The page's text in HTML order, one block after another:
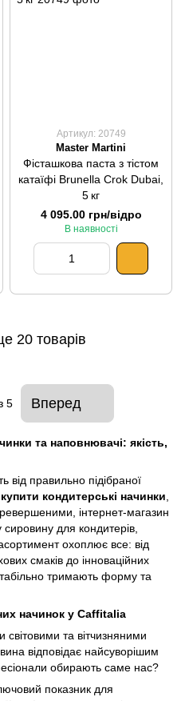
Артикул: 20749
Master Martini
Фісташкова паста з тістом
катаїфі Brunella Crok Dubai,
5 кг
4 095.00 грн/відро
В наявності
20 товарів
5 Вперед
та наповнювачі: якість,
від правильно підібраної
купити кондитерські начинки
інтернет-магазин
для кондитерів,
охоплює все: від
смаків до інноваційних
тримають форму та
начинок у Caffitalia
та вітчизняними
відповідає найсуворішим
обирають саме нас?
показник для